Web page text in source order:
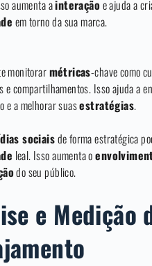
aumenta ainteraçãoe ajuda a
em torno da sua marca.
monitorarmétricas-chave como
e compartilhamentos. Isso ajuda a
e a melhorar suasestratégias.
sociaisde forma estratégica
leal. Isso aumenta o
do seu público.
e Medição